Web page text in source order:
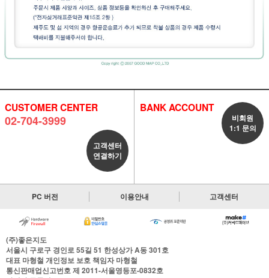
CUSTOMER CENTER
02-704-3999
고객센터
연결하기
BANK ACCOUNT
비회원
1:1 문의
PC 버전 이용안내 고객센터
(주)좋은지도
서울시 구로구 경인로 55길 51 한성상가 A동 301호
대표 마형철 개인정보 보호 책임자마형철
통신판매업신고번호제 2011-서울영등포-0832호